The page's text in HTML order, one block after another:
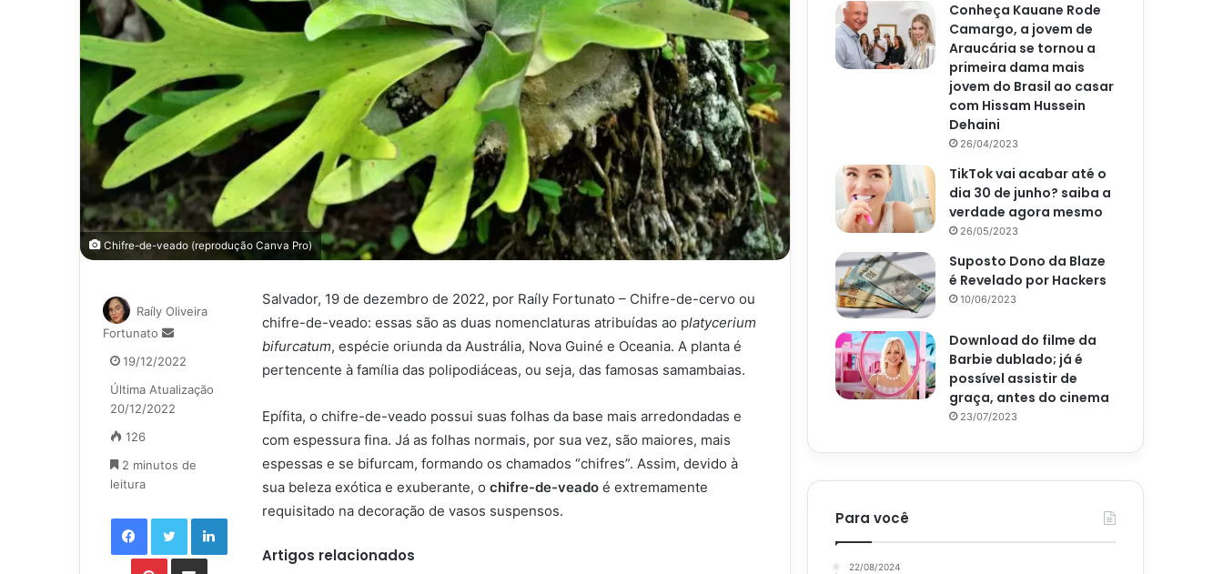
Chifre-de-veado (reprodução Canva Pro)
Salvador, 19 de dezembro de 2022, por Raíly Fortunato – Chifre-de-cervo ou
chifre-de-veado: essas são as duas nomenclaturas atribuídas ao platycerium
bifurcatum, espécie oriunda da Austrália, Nova Guiné e Oceania. A planta é
pertencente à família das polipodiáceas, ou seja, das famosas samambaias.
Epífita, o chifre-de-veado possui suas folhas da base mais arredondadas e
com espessura fina. Já as folhas normais, por sua vez, são maiores, mais
espessas e se bifurcam, formando os chamados “chifres”. Assim, devido à
sua beleza exótica e exuberante, o chifre-de-veado é extremamente
requisitado na decoração de vasos suspensos.
Artigos relacionados
Raíly Oliveira
Fortunato
Mande
e-
mail
19/12/2022
Última Atualização
20/12/2022
126
2 minutos de
leitura
FacebookTwitterLinkedin
PinterestCompartilhar via e-mail
Conheça Kauane Rode
Camargo, a jovem de
Araucária se tornou a
primeira dama mais
jovem do Brasil ao casar
com Hissam Hussein
Dehaini
26/04/2023
TikTok vai acabar até o
dia 30 de junho? saiba a
verdade agora mesmo
26/05/2023
Suposto Dono da Blaze
é Revelado por Hackers
10/06/2023
Download do filme da
Barbie dublado; já é
possível assistir de
graça, antes do cinema
23/07/2023
Para você
22/08/2024